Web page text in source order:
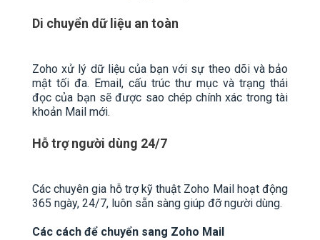
Di chuyển dữ liệu an toàn
Zoho xử lý dữ liệu của bạn với sự theo dõi và bảo
mật tối đa. Email, cấu trúc thư mục và trạng thái
đọc của bạn sẽ được sao chép chính xác trong tài
khoản Mail mới.
Hỗ trợ người dùng 24/7
Các chuyên gia hỗ trợ kỹ thuật Zoho Mail hoạt động
365 ngày, 24/7, luôn sẵn sàng giúp đỡ người dùng.
Các cách để chuyển sang Zoho Mail